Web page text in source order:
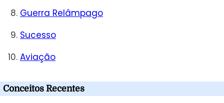
Guerra Relâmpago
Sucesso
Aviação
Conceitos Recentes